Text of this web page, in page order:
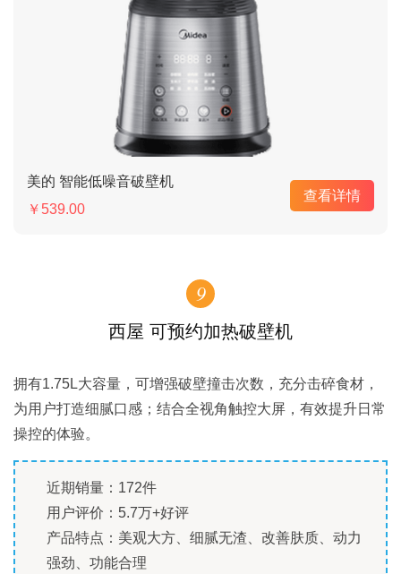
美的 智能低噪音破壁机
￥539.00
查看详情
9
西屋 可预约加热破壁机
拥有1.75L大容量，可增强破壁撞击次数，充分击碎食材，
为用户打造细腻口感；结合全视角触控大屏，有效提升日常
操控的体验。
近期销量：172件
用户评价：5.7万+好评
产品特点：美观大方、细腻无渣、改善肤质、动力
强劲、功能合理